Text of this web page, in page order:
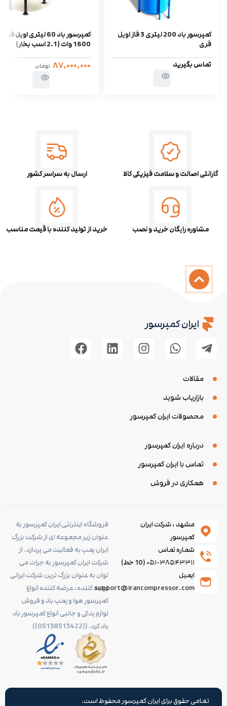
کمپرسور باد 200 لیتری 3 فاز اویل
فری
تماس بگیرید
کمپرسور باد 60 لیتری اویل فری
1600 وات (2.1 اسب بخار)
۸۷,۰۰۰,۰۰۰ تومان
گارانتی اصالت و سلامت فیزیکی کالا ارسال به سراسر کشور
مشاوره رایگان خرید و نصب خرید از تولید کننده با قیمت مناسب
درباره ایران کمپرسور
تماس با ایران کمپرسور
همکاری در فروش
مقالات
بازاریاب شوید
محصولات ایران کمپرسور
ایران کمپرسور
فروشگاه اینترنتی ایران کمپرسور به
عنوان زیر مجموعه ای از شرکت بزرگ
ایران پمپ به فعالیت می پردازد. از
شرکت ایران کمپرسور به جرات می
توان به عنوان بزرگ ترین شرکت ایرانی
تولید کننده، عرضه کننده انواع
کمپرسور هوا و پمپ باد و فروش
لوازم یدکی و جانبی انواع کمپرسور باد
یاد کرد. ((05138513422))
مشهد ، شرکت ایران
کمپرسور
شماره تماس
۰۵۱-۳۸۵۴۳۳۱۱ (10 خط)
ایمیل
support@irancompressor.com
تمامی حقوق برای ایران کمپرسور محفوظ است.